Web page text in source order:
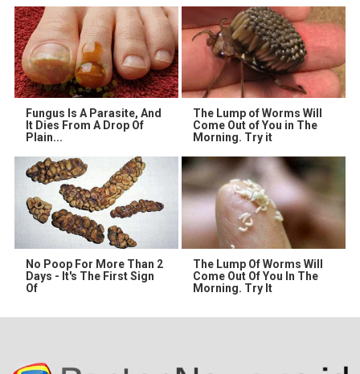
Fungus Is A Parasite, And
It Dies From A Drop Of
Plain...
The Lump of Worms Will
Come Out of You in The
Morning. Try it
No Poop For More Than 2
Days - It's The First Sign
Of
The Lump Of Worms Will
Come Out Of You In The
Morning. Try It